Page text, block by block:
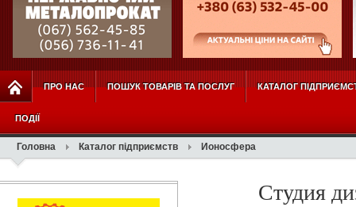
ПРО НАС ПОШУК ТОВАРІВ ТА ПОСЛУГ КАТАЛОГ
ПОДІЇ
Головна Каталог підприємств Ионосфера
Студия